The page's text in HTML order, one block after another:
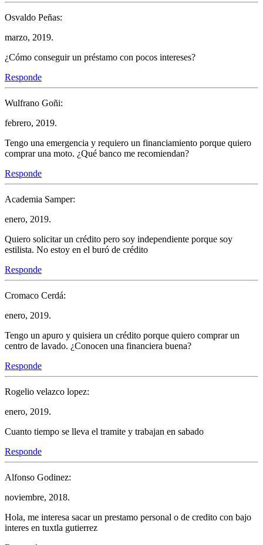
Osvaldo Peñas:
marzo, 2019.
¿Cómo conseguir un préstamo con pocos intereses?
Responde
Wulfrano Goñi:
febrero, 2019.
Tengo una emergencia y requiero un financiamiento porque quiero
comprar una moto. ¿Qué banco me recomiendan?
Responde
Academia Samper:
enero, 2019.
Quiero solicitar un crédito pero soy independiente porque soy
estilista. No estoy en el buró de crédito
Responde
Cromaco Cerdá:
enero, 2019.
Tengo un apuro y quisiera un crédito porque quiero comprar un
centro de lavado. ¿Conocen una financiera buena?
Responde
Rogelio velazco lopez:
enero, 2019.
Cuanto tiempo se lleva el tramite y trabajan en sabado
Responde
Alfonso Godinez:
noviembre, 2018.
Hola, me interesa sacar un prestamo personal o de credito con bajo
interes en tuxtla gutierrez